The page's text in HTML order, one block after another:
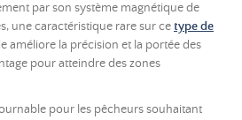
par son système magnétique de
une caractéristique rare sur cetype de
améliore la précision et la portée des
pour atteindre des zones
pour les pêcheurs souhaitant